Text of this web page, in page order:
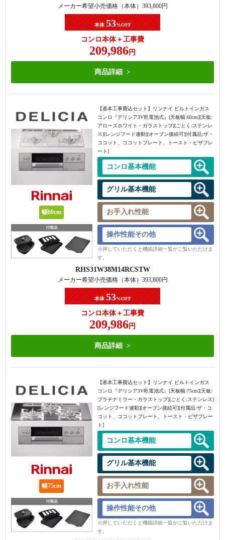
メーカー希望小売価格（本体） 393,800円
本体 53%OFF
コンロ本体＋工事費
209,986 円
商品詳細
幅60cm
【基本工事費込セット】
リンナイ ビルトインガス
コンロ『デリシア3V乾電池式』[天板幅:60cm][天板:
アローズホワイト・ガラストップ][ごとく:ステンレ
ス][レンジフード連動][オーブン接続可][付属品:ザ・
ココット、ココットプレート、トースト・ピザプレ
ート]
コンロ基本機能
グリル基本機能
お手入れ性能
操作性能その他
※押していただくと機能詳細一覧がご覧いただけま
す。
RHS31W38M14RCSTW
メーカー希望小売価格（本体） 393,800円
本体 53%OFF
コンロ本体＋工事費
209,986 円
商品詳細
幅75cm
【基本工事費込セット】
リンナイ ビルトインガス
コンロ『デリシア3V乾電池式』[天板幅:75cm][天板:
プラチナミラー・ガラストップ][ごとく:ステンレス]
[レンジフード連動][オーブン接続可][付属品:ザ・コ
コット、ココットプレート、トースト・ピザプレー
ト]
コンロ基本機能
グリル基本機能
お手入れ性能
操作性能その他
※押していただくと機能詳細一覧がご覧いただけま
す。